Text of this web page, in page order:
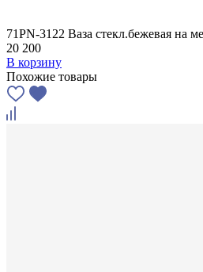
71PN-3122 Ваза стекл.бежевая на
20 200
В корзину
Похожие товары